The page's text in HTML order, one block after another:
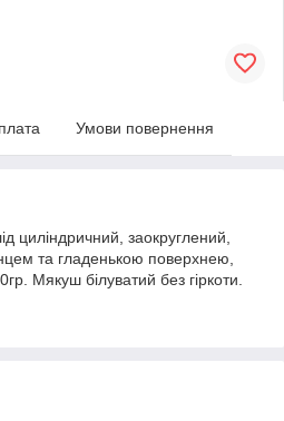
Умови повернення
циліндричний, заокруглений,
та гладенькою поверхнею,
Мякуш білуватий без гіркоти.